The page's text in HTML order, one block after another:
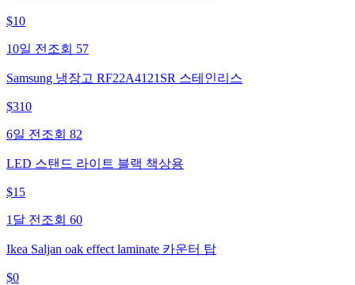
$10
10일 전 조회 57
Samsung 냉장고 RF22A4121SR 스테인리스
$310
6일 전 조회 82
LED 스탠드 라이트 블랙 책상용
$15
1달 전 조회 60
Ikea Saljan oak effect laminate 카운터 탑
$0